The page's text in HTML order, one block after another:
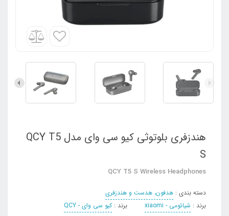
هندزفری بلوتوثی کیو سی وای مدل QCY T5
S
QCY T5 S Wireless Headphones
دسته بندی : هدفون، هدست و هندزفری
برند : شیائومی - xiaomi برند :کیو سی وای - QCY